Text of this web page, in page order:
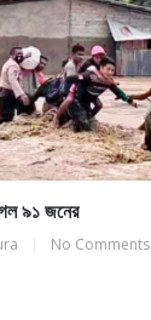
৯১ জনের
No Comments